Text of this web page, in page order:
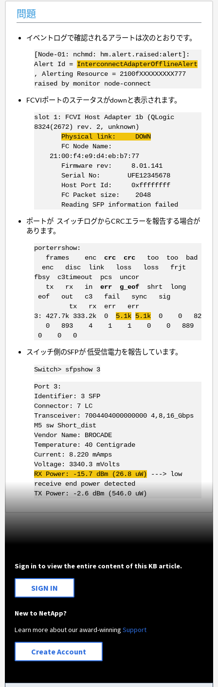
問題
イベントログで確認されるアラートは次のとおりです。
[Node-01: nchmd: hm.alert.raised:alert]:
Alert Id = InterconnectAdapterOfflineAlert
, Alerting Resource = 2100fXXXXXXXXX777
raised by monitor node-connect
FCVIポートのステータスがdownと表示されます。
slot 1: FCVI Host Adapter 1b (QLogic
8324(2672) rev. 2, unknown)
Physical link: DOWN
FC Node Name:
21:00:f4:e9:d4:eb:b7:77
Firmware rev: 8.01.141
Serial No: UFE12345678
Host Port Id: 0xffffffff
FC Packet size: 2048
Reading SFP information failed
ポートが スイッチログからCRCエラーを報告する場合が
あります。
porterrshow:
frames enc crc crctoo too bad
enc disc link loss loss frjt
fbsy c3timeout pcs uncor
tx rx in err g_eof
shrt long
eof out c3 fail sync sig
tx rx err err
3: 427.7k 333.2k 0 5.1k 5.1k0 0 82
0 893 4 1 1 0 0 889
0 0 0
スイッチ側のSFPが 低受信電力を報告しています。
Switch> sfpshow 3
Port 3:
Identifier: 3 SFP
Connector: 7 LC
Transceiver: 7004404000000000 4,8,16_Gbps
M5 sw Short_dist
Vendor Name: BROCADE
Temperature: 40 Centigrade
Current: 8.220 mAmps
Voltage: 3340.3 mVolts
RX Power: -15.7 dBm (26.8 uW)
---> low
receive end power detected
TX Power: -2.6 dBm (546.0 uW)
Sign in to view the entire content of this KB article.
SIGN IN
New to NetApp?
Learn more about our award-winningSupport
Create Account